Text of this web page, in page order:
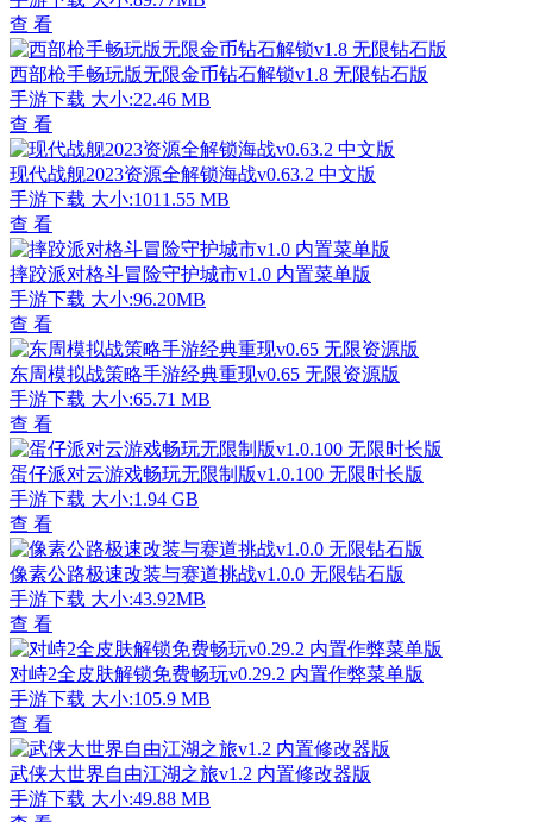
查 看
西部枪手畅玩版无限金币钻石解锁v1.8 无限钻石版
手游下载 大小:22.46 MB
查 看
现代战舰2023资源全解锁海战v0.63.2 中文版
手游下载 大小:1011.55 MB
查 看
摔跤派对格斗冒险守护城市v1.0 内置菜单版
手游下载 大小:96.20MB
查 看
东周模拟战策略手游经典重现v0.65 无限资源版
手游下载 大小:65.71 MB
查 看
蛋仔派对云游戏畅玩无限制版v1.0.100 无限时长版
手游下载 大小:1.94 GB
查 看
像素公路极速改装与赛道挑战v1.0.0 无限钻石版
手游下载 大小:43.92MB
查 看
对峙2全皮肤解锁免费畅玩v0.29.2 内置作弊菜单版
手游下载 大小:105.9 MB
查 看
武侠大世界自由江湖之旅v1.2 内置修改器版
手游下载 大小:49.88 MB